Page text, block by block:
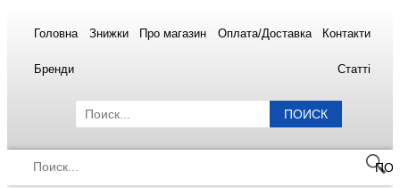
Головна Знижки Про магазин Оплата/Доставка Контакти
Бренди Статті
ПОИСК